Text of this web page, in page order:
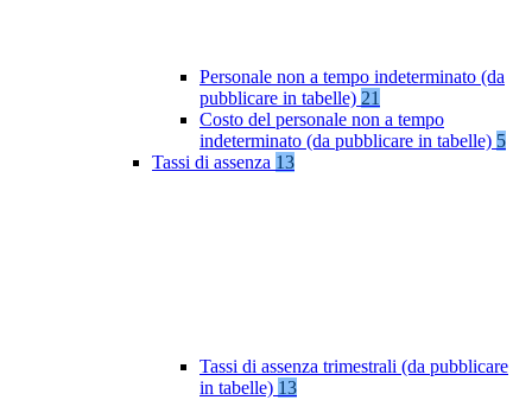
Personale non a tempo indeterminato (da
pubblicare in tabelle) 21
Costo del personale non a tempo
indeterminato (da pubblicare in tabelle) 5
Tassi di assenza 13
Tassi di assenza trimestrali (da pubblicare
in tabelle) 13